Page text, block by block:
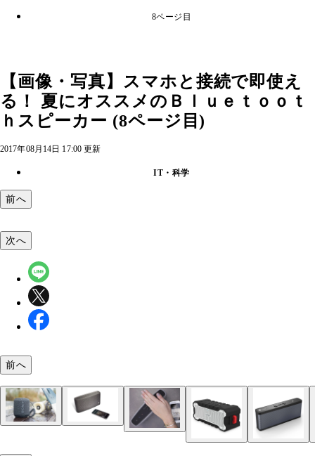
8ページ目
【画像・写真】スマホと接続で即使え
る！ 夏にオススメのＢｌｕｅｔｏｏｔ
ｈスピーカー (8ページ目)
2017年08月14日 17:00 更新
IT・科学
前へ
次へ
前へ